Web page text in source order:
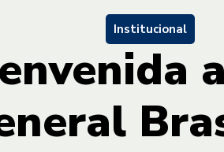
Institucional